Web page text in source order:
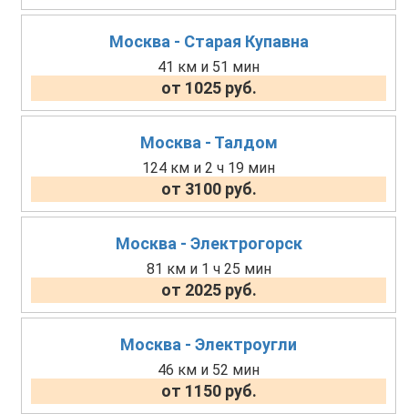
Москва - Старая Купавна
41 км и 51 мин
от 1025 руб.
Москва - Талдом
124 км и 2 ч 19 мин
от 3100 руб.
Москва - Электрогорск
81 км и 1 ч 25 мин
от 2025 руб.
Москва - Электроугли
46 км и 52 мин
от 1150 руб.